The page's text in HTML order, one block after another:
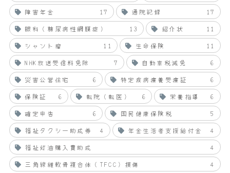
障害年金
17 通院記録
17
眼科（糖尿病性網膜症）
13 紹介状
11
シャント瘤
11 生命保険
11
NHK放送受信料免除
7 自動車税減免
6
災害公営住宅
6 特定疾病療養受療証
6
保険証
6 転院（転医） 6 栄養指導
6
確定申告
6 国民健康保険税
5
福祉タクシー助成券
4 年金生活者支援給付金
4
福祉灯油購入費助成
4
三角線維軟骨複合体（TFCC）損傷
4